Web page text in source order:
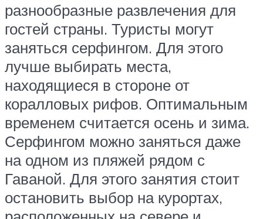
разнообразные развлечения для
гостей страны. Туристы могут
заняться серфингом. Для этого
лучше выбирать места,
находящиеся в стороне от
коралловых рифов. Оптимальным
временем считается осень и зима.
Серфингом можно заняться даже
на одном из пляжей рядом с
Гаваной. Для этого занятия стоит
остановить выбор на курортах,